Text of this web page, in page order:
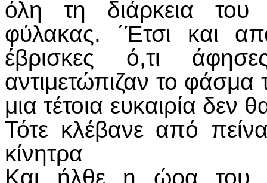
όλη τη διάρκεια
φύλακας. ΄Έτσι και
έβρισκες ό,τι
αντιμετώπιζαν το φάσμα
μια τέτοια ευκαιρία δεν
Τότε κλέβανε από
κίνητρα
Και ήλθε η ώρα του